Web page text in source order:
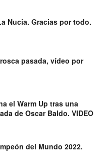
Nucia. Gracias por todo.
pasada, vídeo por
el Warm Up tras una
de Oscar Baldo. VIDEO
del Mundo 2022.